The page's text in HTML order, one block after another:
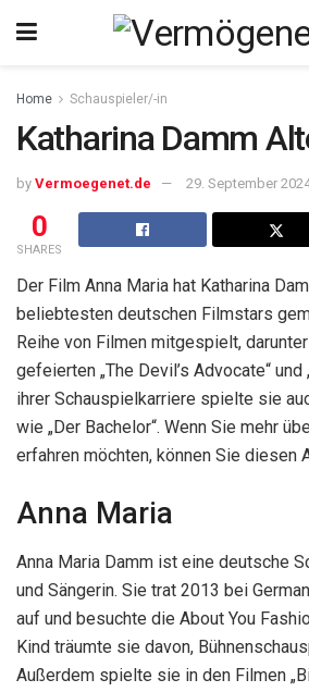
Home Schauspieler/-in
Katharina Damm
by Vermoegenet.de 29. September
0
SHARES
Der Film Anna Maria hat Katharina
beliebtesten deutschen Filmstars
Reihe von Filmen mitgespielt,
gefeierten „The Devil’s Advocate“ und
ihrer Schauspielkarriere spielte sie
wie „Der Bachelor“. Wenn Sie mehr
erfahren möchten, können Sie diesen
Anna Maria
Anna Maria Damm ist eine deutsche
und Sängerin. Sie trat 2013 bei
auf und besuchte die About You
Kind träumte sie davon,
Außerdem spielte sie in den Filmen